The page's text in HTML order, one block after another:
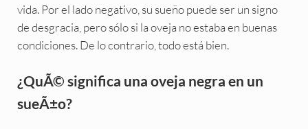
vida. Por el lado negativo, su sueño puede ser un signo
de desgracia, pero sólo si la oveja no estaba en buenas
condiciones. De lo contrario, todo está bien.
¿QuÃ© significa una oveja negra en un
sueÃ±o?